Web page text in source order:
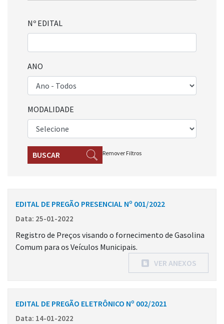
Nº EDITAL
ANO
MODALIDADE
BUSCAR Remover Filtros
EDITAL DE PREGÃO PRESENCIAL Nº 001/2022
Data: 25-01-2022
Registro de Preços visando o fornecimento de Gasolina
Comum para os Veículos Municipais.
VER ANEXOS
EDITAL DE PREGÃO ELETRÔNICO Nº 002/2021
Data: 14-01-2022